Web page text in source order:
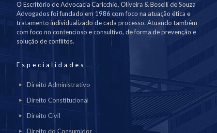
O Escritório de Advocacia Caricchio, Oliveira & Boselli de Souza
Advogados foi fundado em 1986 com foco na atuação ética e
tratamento individualizado de cada processo. Atuando também
com foco no contencioso e consultivo, de forma de prevenção e
solução de conflitos.
Especialidades
Direito Administrativo
Direito Constitucional
Direito Civil
Direito do Consumidor